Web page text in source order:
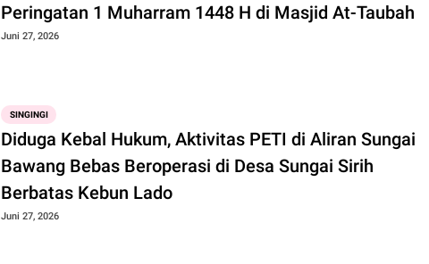
Peringatan 1 Muharram 1448 H di Masjid At-Taubah
Juni 27, 2026
SINGINGI
Diduga Kebal Hukum, Aktivitas PETI di Aliran Sungai
Bawang Bebas Beroperasi di Desa Sungai Sirih
Berbatas Kebun Lado
Juni 27, 2026